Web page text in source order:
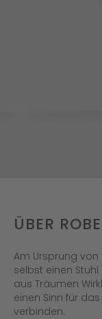
ÜBER
Am Ursprung von
selbst einen
aus Träumen
einen Sinn für
verbinden.